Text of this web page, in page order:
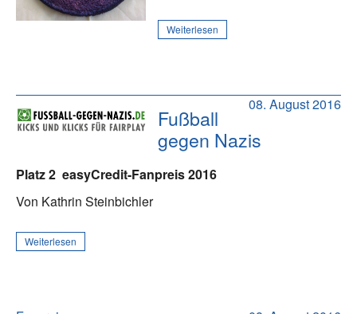
Weiterlesen
08. August 2016
Fußball
gegen Nazis
Platz 2 easyCredit-Fanpreis 2016
Von Kathrin Steinbichler
Weiterlesen